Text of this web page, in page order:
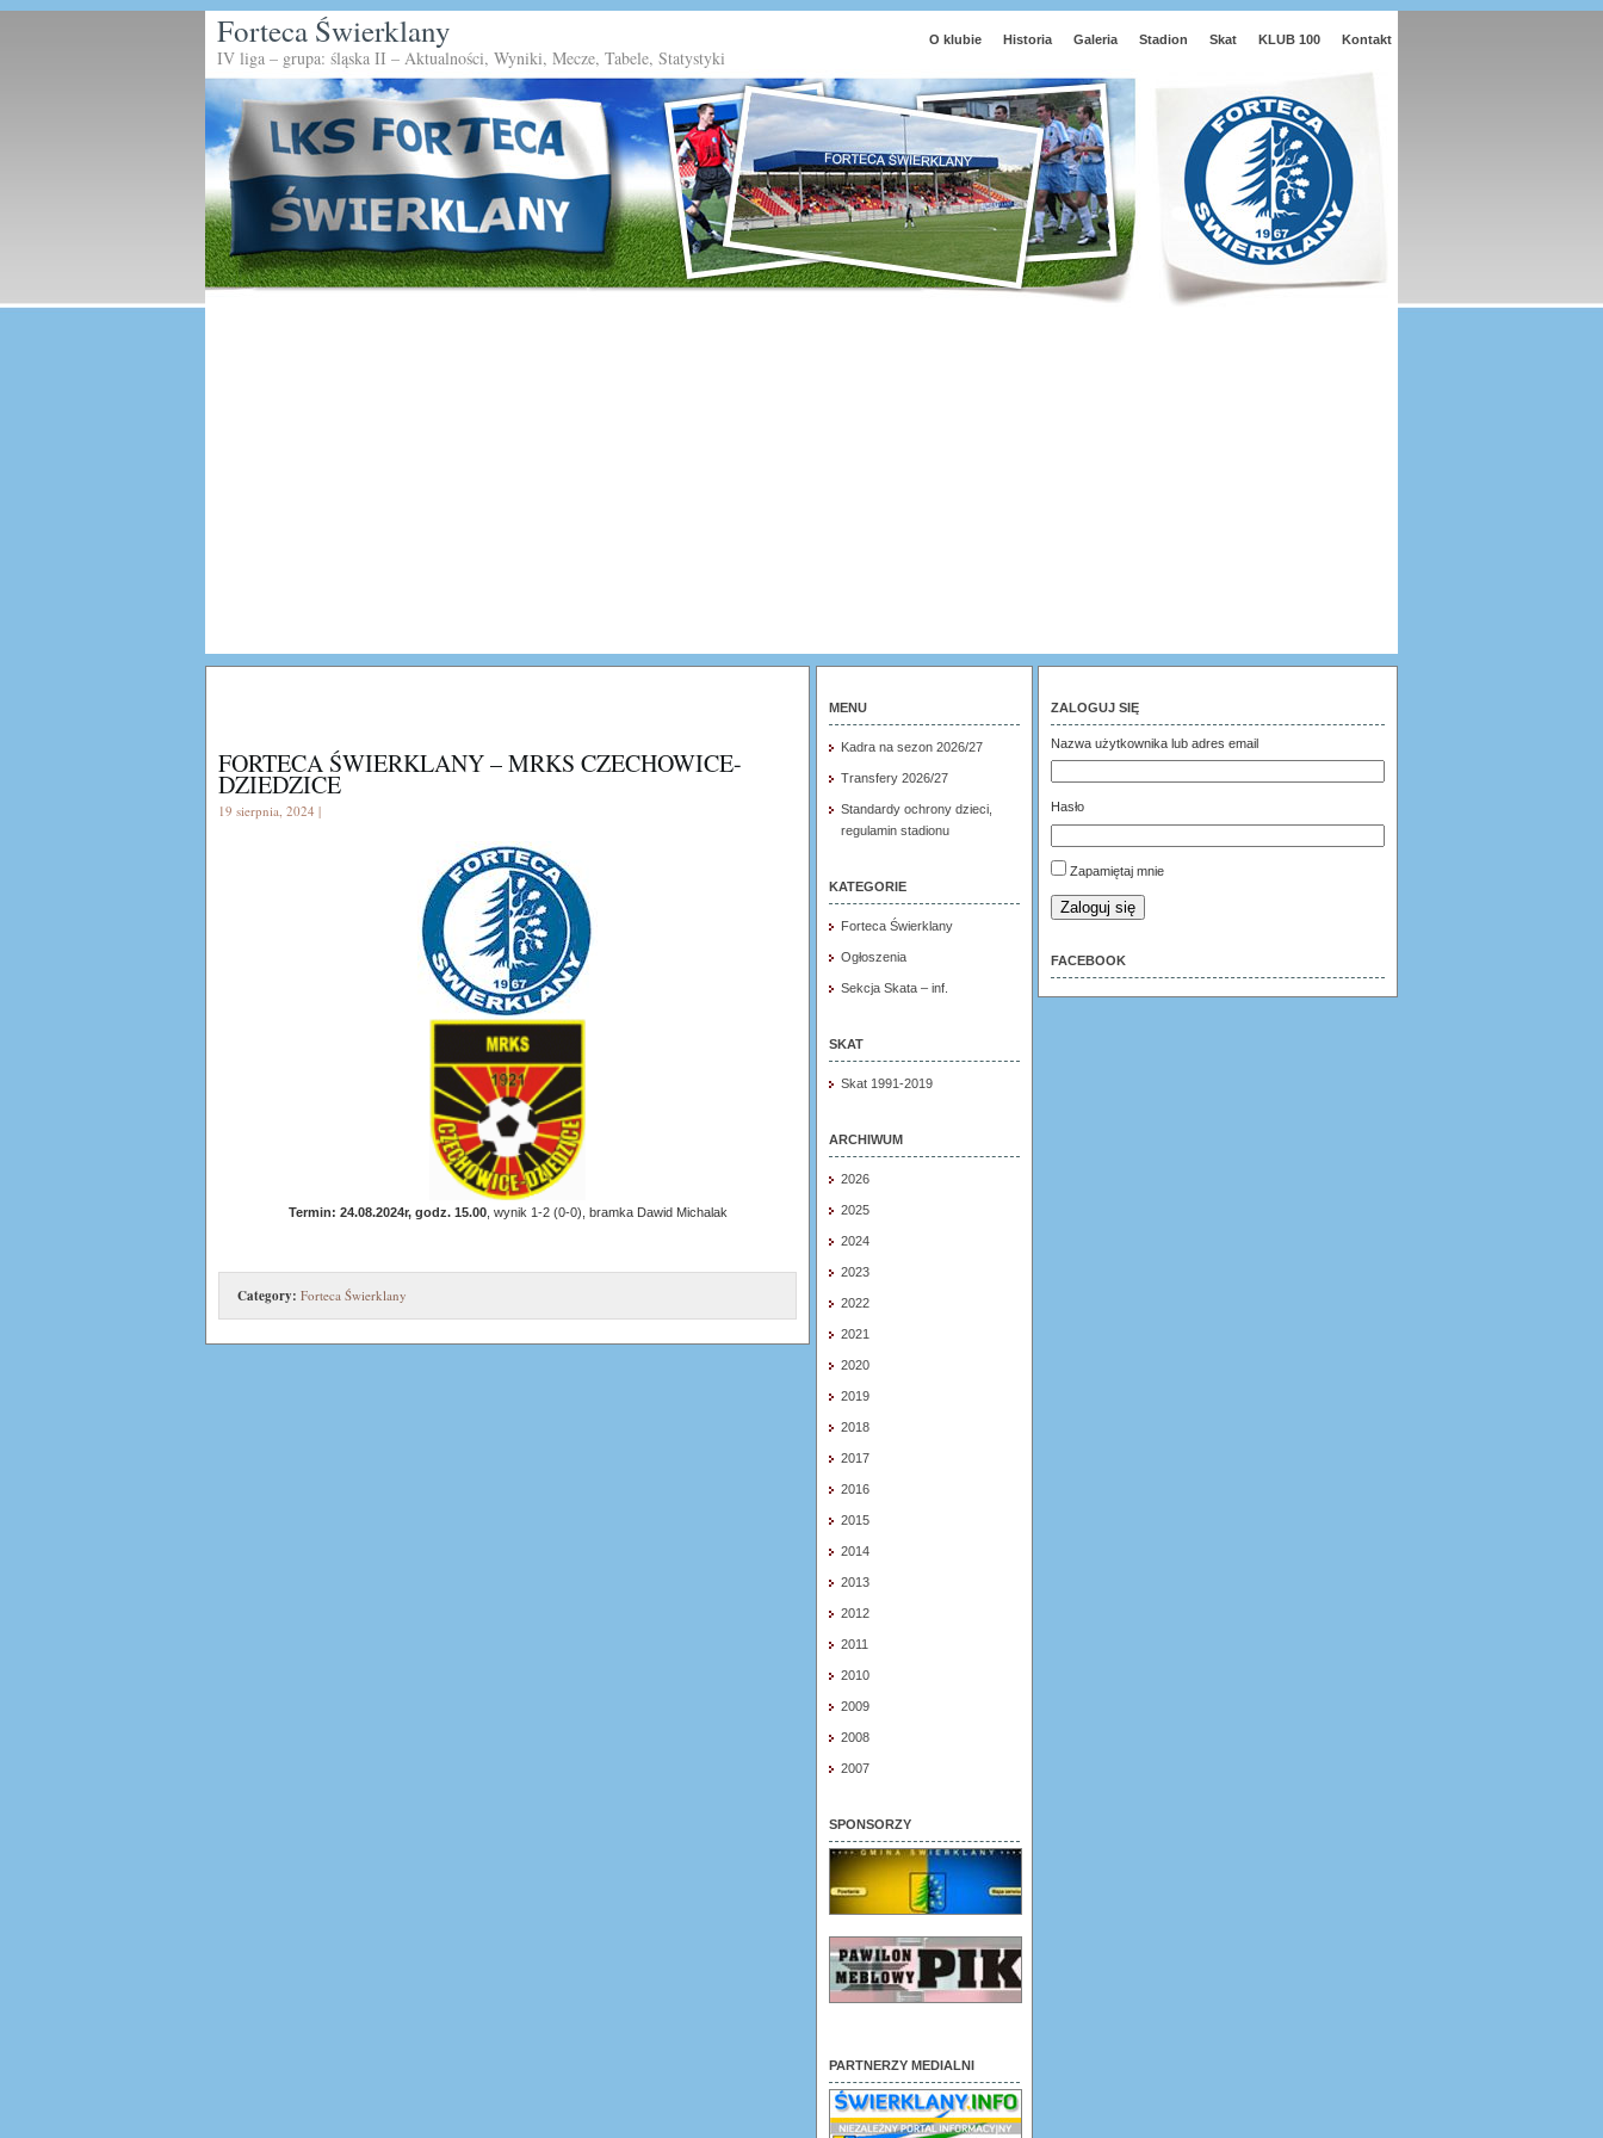
O klubie Historia Galeria Stadion Skat KLUB 100 Kontakt
Forteca Świerklany
IV liga – grupa: śląska II – Aktualności, Wyniki, Mecze, Tabele, Statystyki
FORTECA ŚWIERKLANY – MRKS CZECHOWICE-
DZIEDZICE
19 sierpnia, 2024 |
Termin: 24.08.2024r, godz. 15.00, wynik 1-2 (0-0), bramka Dawid Michalak
Category: Forteca Świerklany
MENU
Kadra na sezon 2026/27
Transfery 2026/27
Standardy ochrony dzieci,
regulamin stadionu
KATEGORIE
Forteca Świerklany
Ogłoszenia
Sekcja Skata – inf.
SKAT
Skat 1991-2019
ARCHIWUM
2026
2025
2024
2023
2022
2021
2020
2019
2018
2017
2016
2015
2014
2013
2012
2011
2010
2009
2008
2007
SPONSORZY
PARTNERZY MEDIALNI
ZALOGUJ SIĘ
Nazwa użytkownika lub adres email
Hasło
Zapamiętaj mnie
Zaloguj się
FACEBOOK